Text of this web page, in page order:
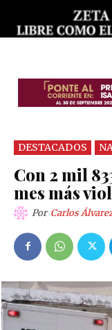
DESTACADOS
Con 2 mil
mes más
Por Carlos